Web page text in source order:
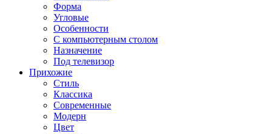
Форма
Угловые
Особенности
С компьютерным столом
Назначение
Под телевизор
Прихожие
Стиль
Классика
Современные
Модерн
Цвет